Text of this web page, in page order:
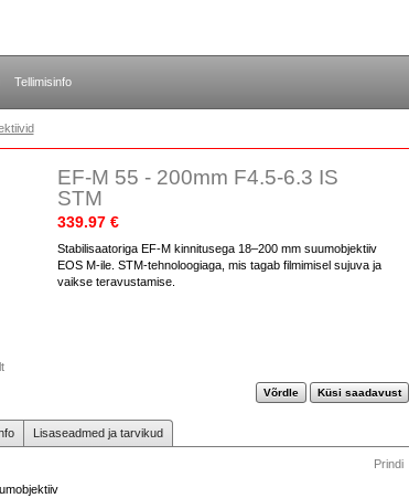
Tellimisinfo
EF-M 55 - 200mm F4.5-6.3 IS
STM
339.97 €
Stabilisaatoriga EF-M kinnitusega 18–200 mm suumobjektiiv
EOS M-ile. STM-tehnoloogiaga, mis tagab filmimisel sujuva ja
vaikse teravustamise.
Võrdle Küsi saadavust
Lisaseadmed ja tarvikud
Prindi